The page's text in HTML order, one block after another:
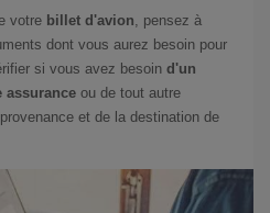
votre billet d'avion, pensez à
dont vous aurez besoin pour
si vous avez besoin d'un
assurance ou de tout autre
et de la destination de